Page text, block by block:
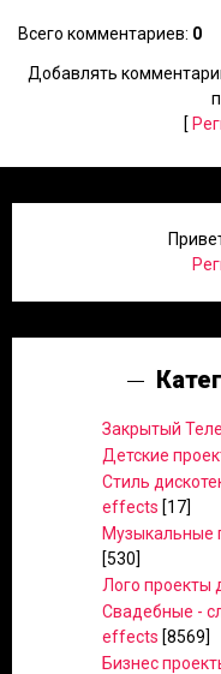
Всего комментариев: 0
Добавлять
[
Закрытый
Детские
Стиль
effects [17]
Музыкальные
[530]
Лого проекты
Свадебные -
effects [8569]
Бизнес